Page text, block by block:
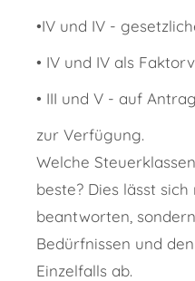
•IV und IV -
• IV und IV als
• III und V - auf Antrag
zur Verfügung.
Welche
beste? Dies lässt sich
beantworten,
Bedürfnissen und den
Einzelfalls ab.